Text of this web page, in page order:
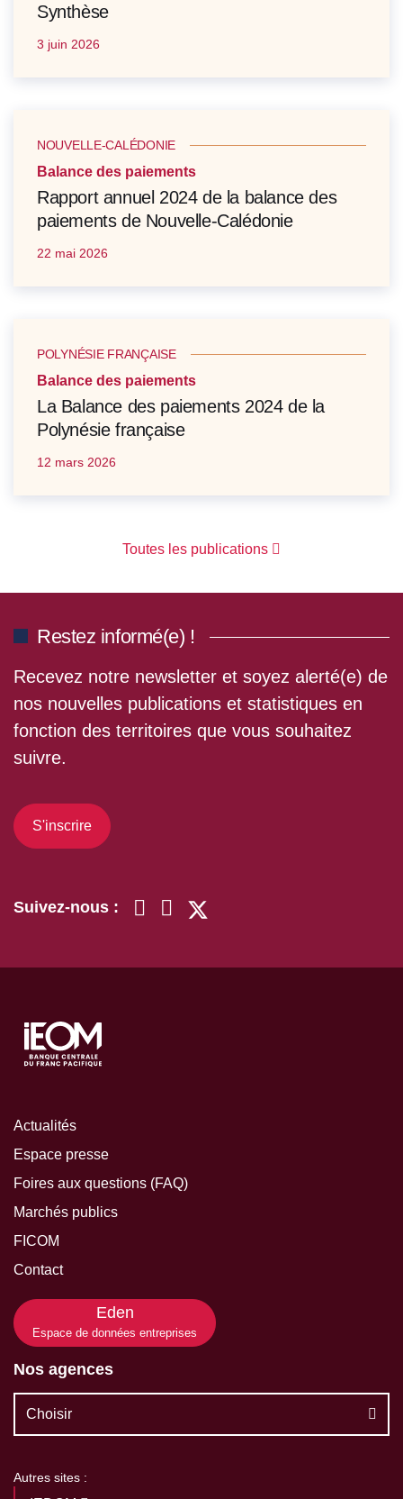
Synthèse
3 juin 2026
NOUVELLE-CALÉDONIE
Balance des paiements
Rapport annuel 2024 de la balance des
paiements de Nouvelle-Calédonie
22 mai 2026
POLYNÉSIE FRANÇAISE
Balance des paiements
La Balance des paiements 2024 de la
Polynésie française
12 mars 2026
Toutes les publications
Restez informé(e) !
Recevez notre newsletter et soyez alerté(e) de
nos nouvelles publications et statistiques en
fonction des territoires que vous souhaitez
suivre.
S'inscrire
Suivez-nous :
Actualités
Espace presse
Foires aux questions (FAQ)
Marchés publics
FICOM
Contact
Eden
Espace de données entreprises
Nos agences
Choisir
Autres sites :